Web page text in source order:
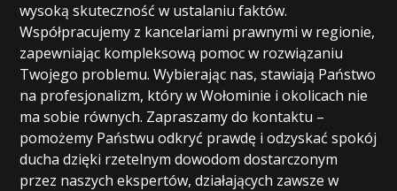
wysoką skuteczność w ustalaniu faktów.
Współpracujemy z kancelariami prawnymi w regionie,
zapewniając kompleksową pomoc w rozwiązaniu
Twojego problemu. Wybierając nas, stawiają Państwo
na profesjonalizm, który w Wołominie i okolicach nie
ma sobie równych. Zapraszamy do kontaktu –
pomożemy Państwu odkryć prawdę i odzyskać spokój
ducha dzięki rzetelnym dowodom dostarczonym
przez naszych ekspertów, działających zawsze w